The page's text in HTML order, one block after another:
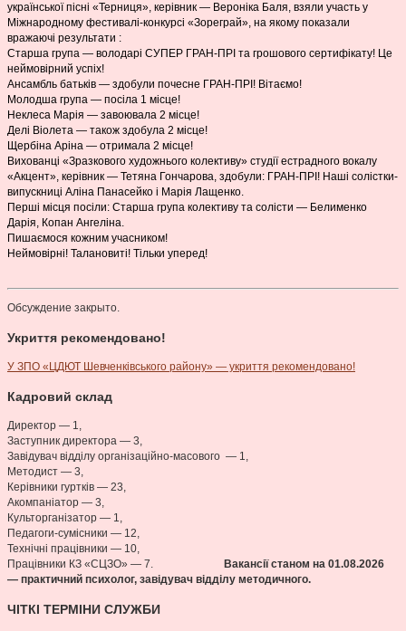
української пісні «Терниця», керівник — Вероніка Баля, взяли участь у
Міжнародному фестивалі-конкурсі «Зореграй», на якому показали
вражаючі результати :
Старша група — володарі СУПЕР ГРАН-ПРІ та грошового сертифікату! Це
неймовірний успіх!
Ансамбль батьків — здобули почесне ГРАН-ПРІ! Вітаємо!
Молодша група — посіла 1 місце!
Неклеса Марія — завоювала 2 місце!
Делі Віолета — також здобула 2 місце!
Щербіна Аріна — отримала 2 місце!
Вихованці «Зразкового художнього колективу» студії естрадного вокалу
«Акцент», керівник — Тетяна Гончарова, здобули: ГРАН-ПРІ! Наші солістки-
випускниці Аліна Панасейко і Марія Лащенко.
Перші місця посіли: Старша група колективу та солісти — Белименко
Дарія, Копан Ангеліна.
Пишаємося кожним учасником!
Неймовірні! Талановиті! Тільки уперед!
Обсуждение закрыто.
Укриття рекомендовано!
У ЗПО «ЦДЮТ Шевченківського району» — укриття рекомендовано!
Кадровий склад
Директор — 1,
Заступник директора — 3,
Завідувач відділу організаційно-масового — 1,
Методист — 3,
Керівники гуртків — 23,
Акомпаніатор — 3,
Культорганізатор — 1,
Педагоги-сумісники — 12,
Технічні працівники — 10,
Працівники КЗ «СЦЗО» — 7.
Вакансії станом на 01.08.2026
— практичний психолог, завідувач відділу методичного.
ЧІТКІ ТЕРМІНИ СЛУЖБИ